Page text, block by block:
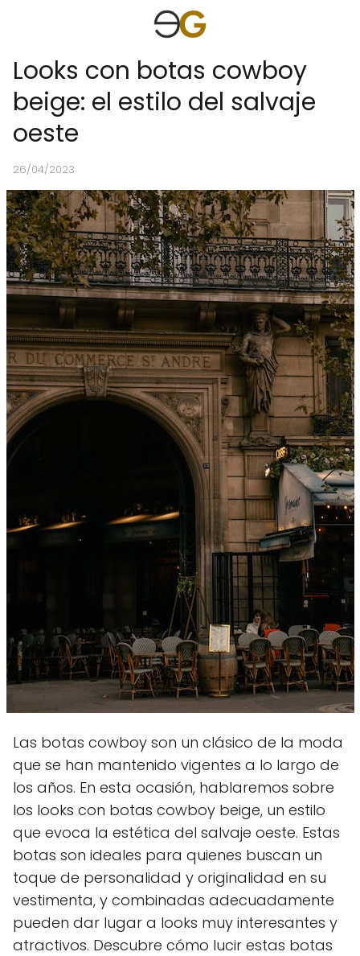
Looks con botas cowboy
beige: el estilo del salvaje
oeste
26/04/2023
Las botas cowboy son un clásico de la moda
que se han mantenido vigentes a lo largo de
los años. En esta ocasión, hablaremos sobre
los looks con botas cowboy beige, un estilo
que evoca la estética del salvaje oeste. Estas
botas son ideales para quienes buscan un
toque de personalidad y originalidad en su
vestimenta, y combinadas adecuadamente
pueden dar lugar a looks muy interesantes y
atractivos. Descubre cómo lucir estas botas